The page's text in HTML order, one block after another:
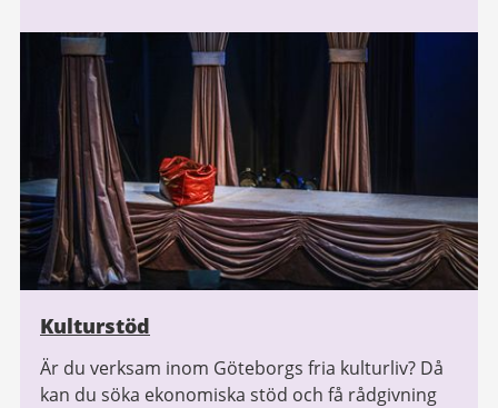
Kulturstöd
Är du verksam inom Göteborgs fria kulturliv? Då
kan du söka ekonomiska stöd och få rådgivning